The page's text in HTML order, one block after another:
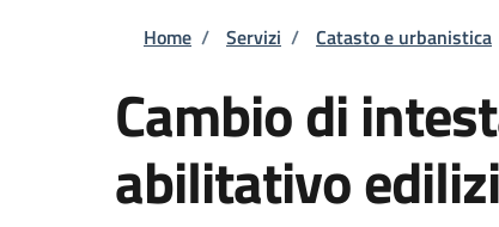
Briciole di pane
Home / Servizi / Catasto e urbanistica
Cambio di
abilitativo